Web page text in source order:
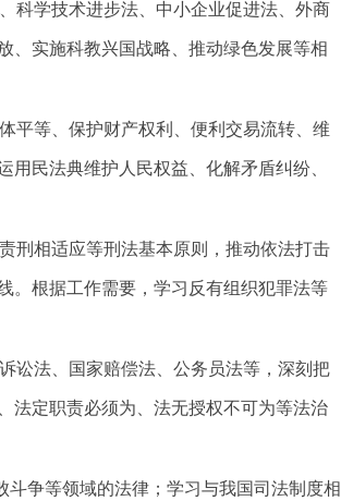
科学技术进步法、中小企业促进法、外商
、实施科教兴国战略、推动绿色发展等相
平等、保护财产权利、便利交易流转、维
民法典维护人民权益、化解矛盾纠纷、
刑相适应等刑法基本原则，推动依法打击
。根据工作需要，学习反有组织犯罪法等
讼法、国家赔偿法、公务员法等，深刻把
法定职责必须为、法无授权不可为等法治
斗争等领域的法律；学习与我国司法制度相